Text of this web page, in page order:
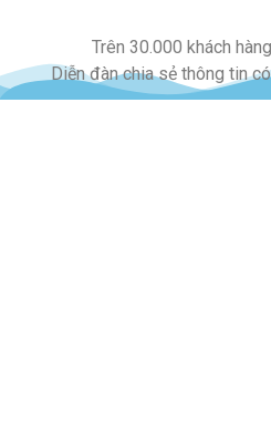
Trên 30.000 khách
Diễn đàn chia sẻ thông tin